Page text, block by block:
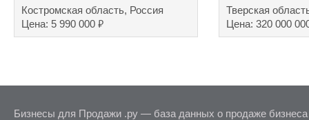
в России
Костромская область, Россия
Цена: 5 990 000 ₽
завод
Тверская
Цена: 320 000
Бизнесы для Продажи .ру — база данных о продаже